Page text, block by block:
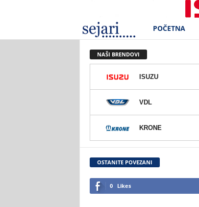
e
r
d
.
POČETNA
NAŠI BRENDOVI
ISUZU
VDL
KRONE
OSTANITE POVEZANI
0 Likes